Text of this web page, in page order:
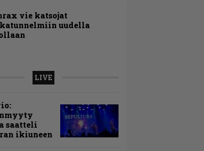
vie katsojat
uudella
LIVE
saatteli
ikiuneen